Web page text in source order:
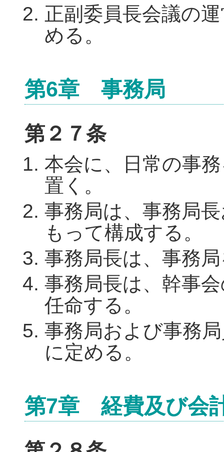
正副委員長会議の
める。
第6章 事務局
第２７条
本会に、日常の事
置く。
事務局は、事務局
もって構成する。
事務局長は、事務
事務局長は、幹事
任命する。
事務局および事務
に定める。
第7章 経費及び会